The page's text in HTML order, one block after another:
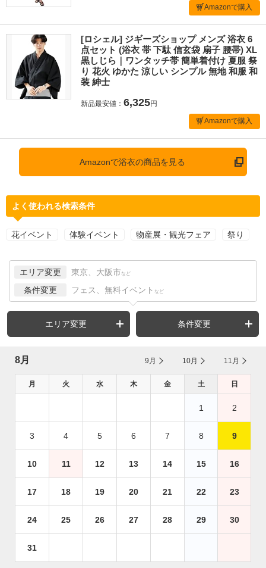
Amazonで購入
[ロシェル] ジギーズショップ メンズ 浴衣 6
点セット (浴衣 帯 下駄 信玄袋 扇子 腰帯) XL
黒しじら｜ワンタッチ帯 簡単着付け 夏服 祭
り 花火 ゆかた 涼しい シンプル 無地 和服 和
装 紳士
新品最安値： 6,325円
Amazonで購入
Amazonで浴衣の商品を見る
よく使われる検索条件
花イベント 体験イベント 物産展・観光フェア 祭り
エリア変更 東京、大阪市 など
条件変更 フェス、無料イベント など
エリア変更 条件変更
8月 9月 10月 11月
月 火 水 木 金 土 日
1 2
3 4 5 6 7 8 9
10 11 12 13 14 15 16
17 18 19 20 21 22 23
24 25 26 27 28 29 30
31